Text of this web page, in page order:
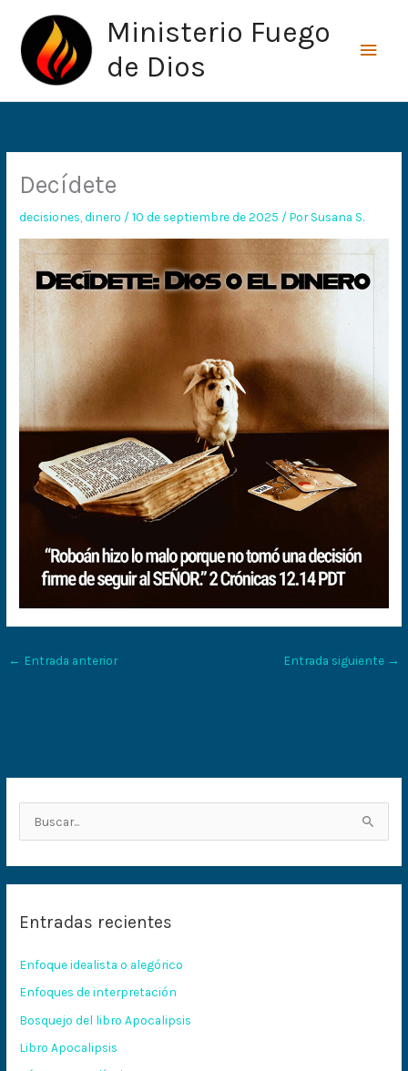
contenido
Ministerio Fuego
de Dios
Decídete
decisiones ,dinero /10 de septiembre de 2025 / PorSusana S.
← Entrada anterior Entrada siguiente →
a
p
o
r
:
Entradas recientes
Enfoque idealista o alegórico
Enfoques de interpretación
Bosquejo del libro Apocalipsis
Libro Apocalipsis